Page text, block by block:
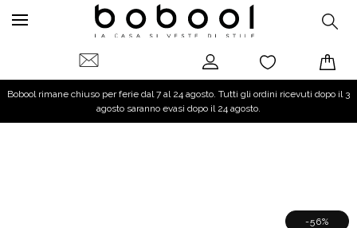
Bobool rimane chiuso per ferie dal 7 al 24 agosto. Tutti gli ordini ricevuti dopo il 3
agosto saranno evasi dopo il 24 agosto.
-56%